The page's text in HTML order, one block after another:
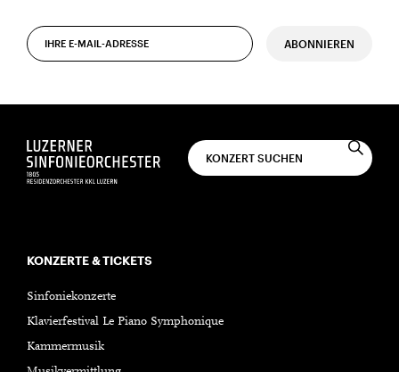
ABONNIEREN
KONZERTE & TICKETS
Sinfoniekonzerte
Klavierfestival Le Piano Symphonique
Kammermusik